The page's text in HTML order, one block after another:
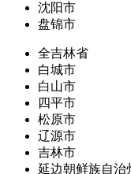
沈阳市
盘锦市
全吉林省
白城市
白山市
四平市
松原市
辽源市
吉林市
延边朝鲜族自治